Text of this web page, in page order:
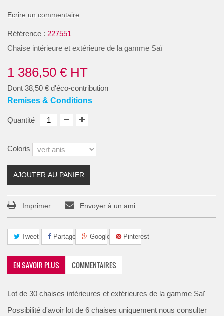
Ecrire un commentaire
Référence : 227551
Chaise intérieure et extérieure de la gamme Saï
1 386,50 € HT
Dont 38,50 € d'éco-contribution
Remises & Conditions
Quantité
Coloris
AJOUTER AU PANIER
Imprimer Envoyer à un ami
Tweet Partager Google+ Pinterest
EN SAVOIR PLUS COMMENTAIRES
Lot de 30 chaises intérieures et extérieures de la gamme Saï
Possibilité d'avoir lot de 6 chaises uniquement nous consulter